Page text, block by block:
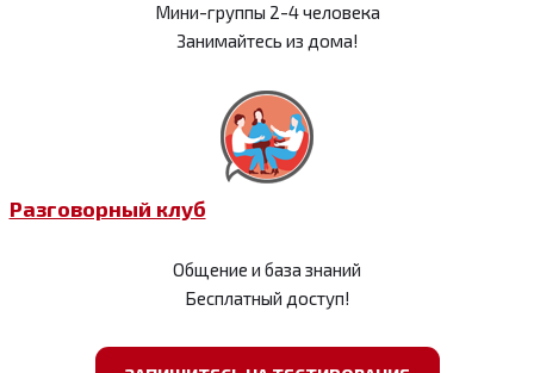
Мини-группы 2-4 человека
Занимайтесь из дома!
Разговорный клуб
Общение и база знаний
Бесплатный доступ!